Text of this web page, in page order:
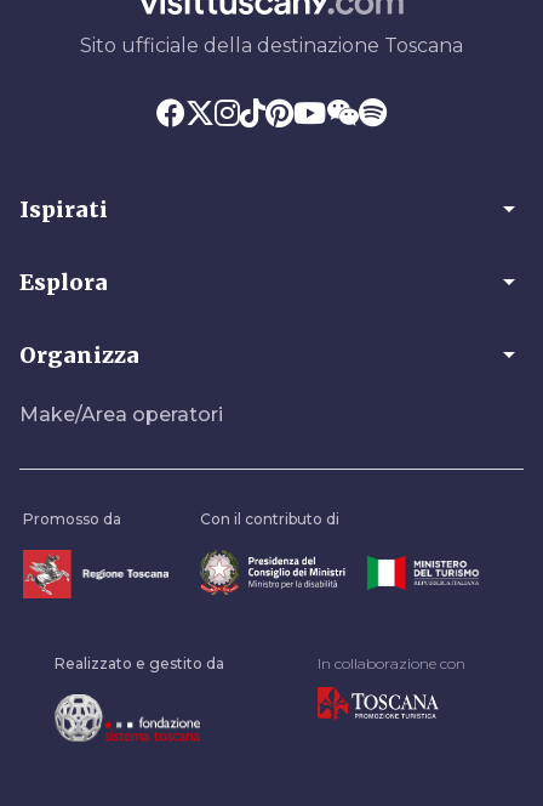
Sito ufficiale della destinazione Toscana
Ispirati arrow_drop_down
Esplora arrow_drop_down
Organizza arrow_drop_down
Make/Area operatori
Promosso da Con il contributo di
Realizzato e gestito da In collaborazione con